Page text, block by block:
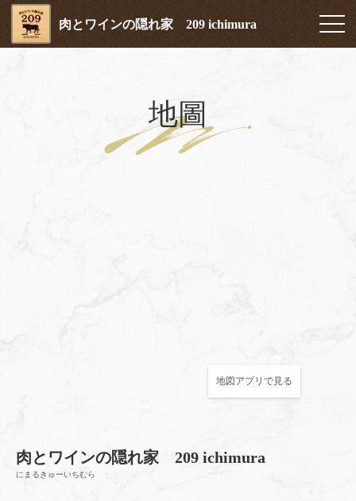
肉とワインの隠れ家 209 ichimura
地圖
地図アプリで見る
肉とワインの隠れ家 209 ichimura
にまるきゅーいちむら